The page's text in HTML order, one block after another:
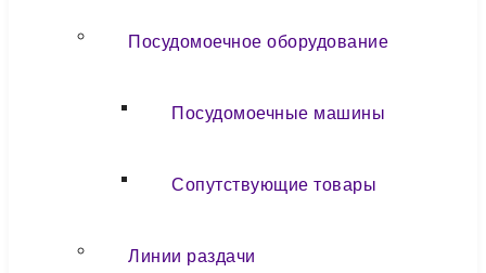
Посудомоечное оборудование
Посудомоечные машины
Сопутствующие товары
Линии раздачи